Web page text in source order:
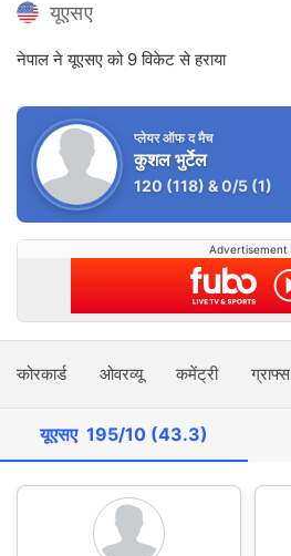
यूएसए
नेपाल ने यूएसए को 9 विकेट से हराया
प्लेयर ऑफ द मैच
कुशल भुर्टेल
120 (118) &0/5 (1)
Advertisement
स्कोरकार्ड ओवरव्यू कमेंट्री ग्राफ्स
यूएसए 195/10 (43.3)